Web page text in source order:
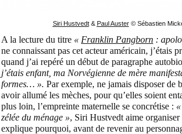
Siri Hustvedt& Paul Auster© Sébastien
A la lecture du titre « Franklin Pangborn :
ne connaissant pas cet acteur américain, j’étais
quand j’ai repéré un début de paragraphe
j’étais enfant, ma Norvégienne de mère
formes… ». Par exemple, ne jamais disposer de
avoir allumé les mèches, pour qu’elles soient
plus loin, l’empreinte maternelle se concrétise :
zélée du ménage », Siri Hustvedt aime organiser
explique pourquoi, avant de revenir au